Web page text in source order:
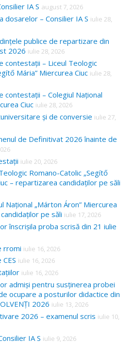
IA S august 7, 2026
dosarelor – Consilier IA S iulie 28,
publice de repartizare din
2026 iulie 28, 2026
contestații – Liceul Teologic
Mária” Miercurea Ciuc iulie 28,
contestații – Colegiul Național
Ciuc iulie 28, 2026
și de conversie iulie 27,
de Definitivat 2026 înainte de
iulie 20, 2026
Romano-Catolic „Segítő
– repartizarea candidaților pe săli
Național „Márton Áron” Miercurea
pe săli iulie 17, 2026
înscrișila proba scrisă din 21 iulie
rromi iulie 16, 2026
iulie 16, 2026
iulie 16, 2026
admiși pentru susținerea probei
ocupare a posturilor didactice din
2026 iulie 13, 2026
2026 – examenul scris iulie 10,
IA S iulie 9, 2026